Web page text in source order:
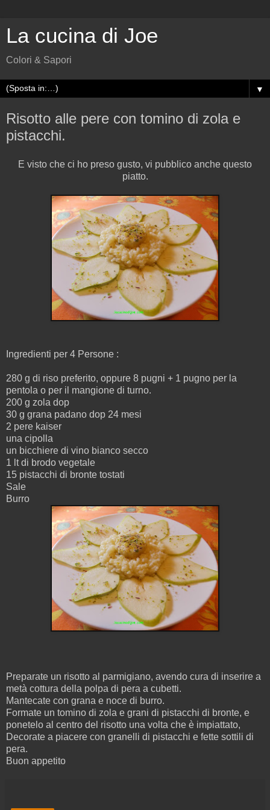
La cucina di Joe
Colori & Sapori
▼
Risotto alle pere con tomino di zola e
pistacchi.
E visto che ci ho preso gusto, vi pubblico anche questo
piatto.
Ingredienti per 4 Persone :
280 g di riso preferito, oppure 8 pugni + 1 pugno per la
pentola o per il mangione di turno.
200 g zola dop
30 g grana padano dop 24 mesi
2 pere kaiser
una cipolla
un bicchiere di vino bianco secco
1 lt di brodo vegetale
15 pistacchi di bronte tostati
Sale
Burro
Preparate un risotto al parmigiano, avendo cura di inserire a
metà cottura della polpa di pera a cubetti.
Mantecate con grana e noce di burro.
Formate un tomino di zola e grani di pistacchi di bronte, e
ponetelo al centro del risotto una volta che è impiattato,
Decorate a piacere con granelli di pistacchi e fette sottili di
pera.
Buon appetito